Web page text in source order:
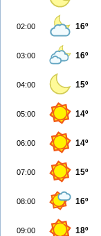
02:00 16º
03:00 16º
04:00 15º
05:00 14º
06:00 14º
07:00 15º
08:00 16º
09:00 18º